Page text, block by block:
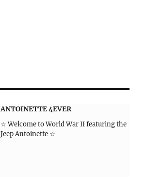
ANTOINETTE 4EVER
☆ Welcome to World War II featuring the
Jeep Antoinette ☆